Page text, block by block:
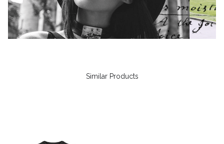
Similar Products